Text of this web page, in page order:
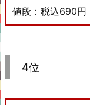
値段：税込690円
4位